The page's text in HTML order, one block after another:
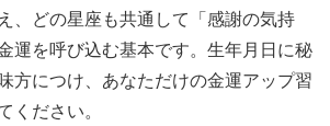
、どの星座も共通して「感謝の気持
運を呼び込む基本です。生年月日に秘
方につけ、あなただけの金運アップ習
ください。